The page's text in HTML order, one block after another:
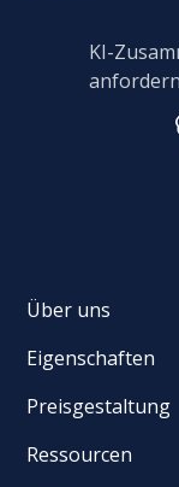
KI-
anfordern
Über uns
Eigenschaften
Preisgestaltung
Ressourcen